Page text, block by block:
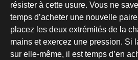
résister à cette usure. Vous ne
temps d’acheter une nouvelle
placez les deux extrémités de la
mains et exercez une pression. Si
sur elle-même, il est temps d’en